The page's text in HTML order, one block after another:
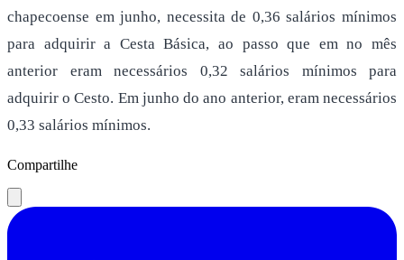
chapecoense em junho, necessita de 0,36 salários mínimos
para adquirir a Cesta Básica, ao passo que em no mês
anterior eram necessários 0,32 salários mínimos para
adquirir o Cesto. Em junho do ano anterior, eram necessários
0,33 salários mínimos.
Compartilhe